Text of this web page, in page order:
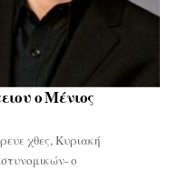
ο Μένιος
χθες, Κυριακή
ο